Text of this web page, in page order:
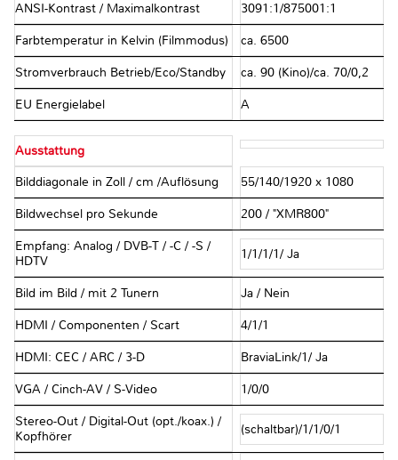
ANSI-Kontrast / Maximalkontrast 3091:1/875001:1
Farbtemperatur in Kelvin (Filmmodus) ca. 6500
Stromverbrauch Betrieb/Eco/Standby ca. 90 (Kino)/ca. 70/0,2
EU Energielabel A
Ausstattung
Bilddiagonale in Zoll / cm /Auflösung 55/140/1920 x 1080
Bildwechsel pro Sekunde 200 / "XMR800"
Empfang: Analog / DVB-T / -C / -S /
HDTV
1/1/1/1/ Ja
Bild im Bild / mit 2 Tunern Ja / Nein
HDMI / Componenten / Scart 4/1/1
HDMI: CEC / ARC / 3-D BraviaLink/1/ Ja
VGA / Cinch-AV / S-Video 1/0/0
Stereo-Out / Digital-Out (opt./koax.) /
Kopfhörer
(schaltbar)/1/1/0/1